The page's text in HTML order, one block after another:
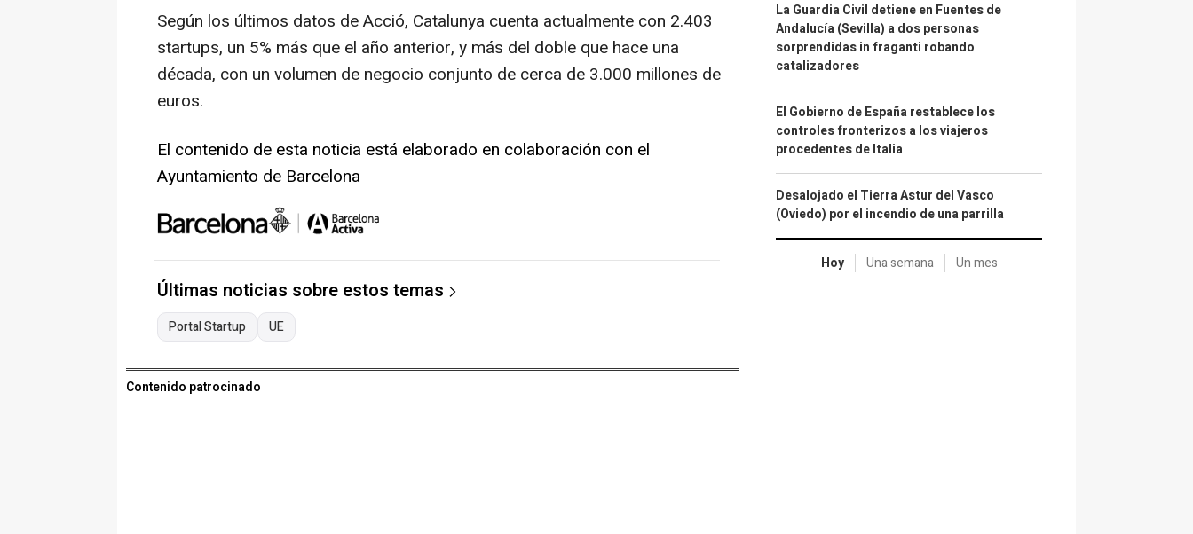
Según los últimos datos de Acció, Catalunya cuenta actualmente con 2.403
startups, un 5% más que el año anterior, y más del doble que hace una
década, con un volumen de negocio conjunto de cerca de 3.000 millones de
euros.
El contenido de esta noticia está elaborado en colaboración con el
Ayuntamiento de Barcelona
Últimas noticias sobre estos temas
Portal Startup UE
Contenido patrocinado
La Guardia Civil detiene en Fuentes de
Andalucía (Sevilla) a dos personas
sorprendidas in fraganti robando
catalizadores
El Gobierno de España restablece los
controles fronterizos a los viajeros
procedentes de Italia
Desalojado el Tierra Astur del Vasco
(Oviedo) por el incendio de una parrilla
Hoy Una semana Un mes